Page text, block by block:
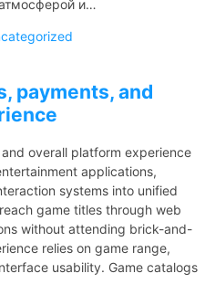
и…
payments, and
overall platform experience
applications,
systems into unified
game titles through web
without attending brick-and-
relies on game range,
usability. Game catalogs